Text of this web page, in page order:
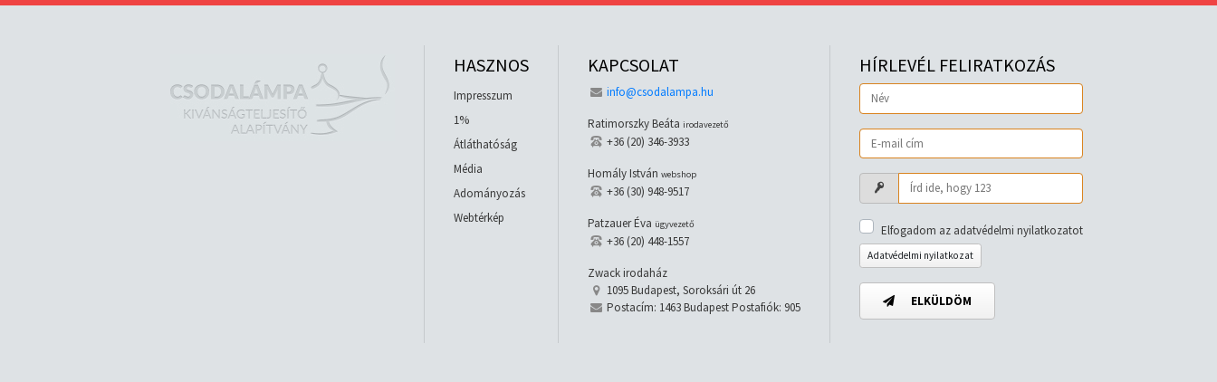
HASZNOS
Impresszum
1%
Átláthatóság
Média
Adományozás
Webtérkép
KAPCSOLAT
info@csodalampa.hu
Ratimorszky Beáta irodavezető
+36 (20) 346-3933
Homály István webshop
+36 (30) 948-9517
Patzauer Éva ügyvezető
+36 (20) 448-1557
Zwack irodaház
1095 Budapest, Soroksári út 26
Postacím: 1463 Budapest Postafiók: 905
HÍRLEVÉL FELIRATKOZÁS
Elfogadom az adatvédelmi nyilatkozatot
Adatvédelmi nyilatkozat
ELKÜLDÖM